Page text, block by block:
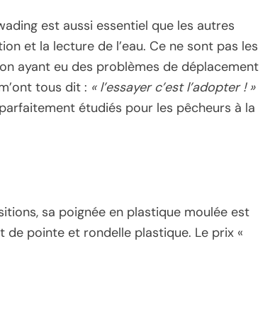
est aussi essentiel que les autres
et la lecture de l’eau. Ce ne sont pas les
ayant eu des problèmes de déplacement
tous dit : « l’essayer c’est l’adopter ! »
étudiés pour les pêcheurs à la
sa poignée en plastique moulée est
de pointe et rondelle plastique. Le prix «